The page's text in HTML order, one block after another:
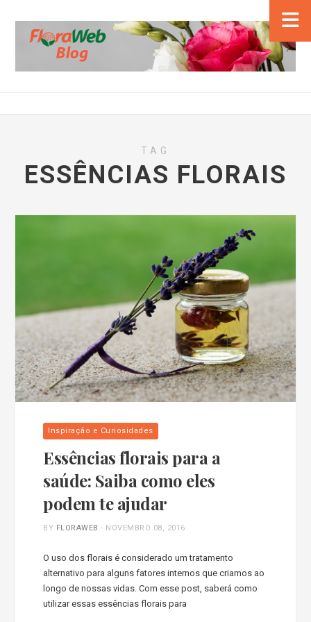
TAG
ESSÊNCIAS FLORAIS
Inspiração e Curiosidades
Essências florais para a
saúde: Saiba como eles
podem te ajudar
BY FLORAWEB - NOVEMBRO 08, 2016
O uso dos florais é considerado um tratamento
alternativo para alguns fatores internos que criamos ao
longo de nossas vidas. Com esse post, saberá como
utilizar essas essências florais para